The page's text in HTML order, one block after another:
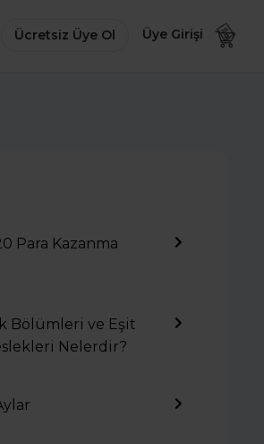
Ücretsiz Üye Ol Üye Girişi
Para Kazanma
Bölümleri ve Eşit
Nelerdir?